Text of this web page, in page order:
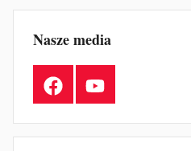
Nasze media
FacebookYouTube